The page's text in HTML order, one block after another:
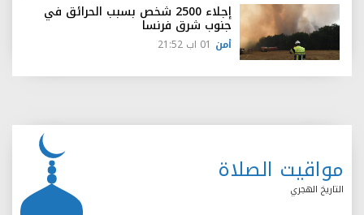
إجلاء 2500 شخص بسبب الحرائق في
جنوب شرق فرنسا
أمن 01 اب 21:52
مواقيت الصلاة
التاريخ الهجري